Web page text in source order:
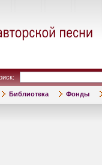
Библиотека Фонды